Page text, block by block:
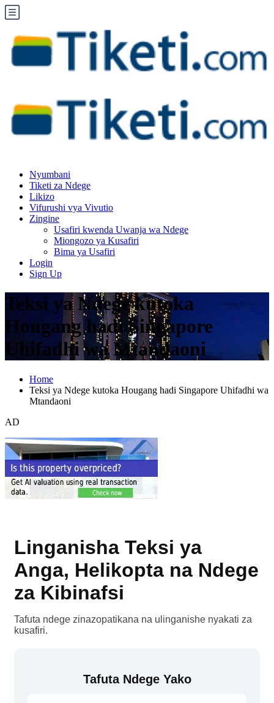
Nyumbani
Tiketi za Ndege
Likizo
Vifurushi vya Vivutio
Zingine
Usafiri kwenda Uwanja wa Ndege
Miongozo ya Kusafiri
Bima ya Usafiri
Login
Sign Up
Teksi ya Ndege kutoka
Hougang hadi Singapore
Uhifadhi wa Mtandaoni
Home
Teksi ya Ndege kutoka Hougang hadi Singapore Uhifadhi wa
Mtandaoni
AD
Linganisha Teksi ya
Anga, Helikopta na Ndege
za Kibinafsi
Tafuta ndege zinazopatikana na ulinganishe nyakati za
kusafiri.
Tafuta Ndege Yako